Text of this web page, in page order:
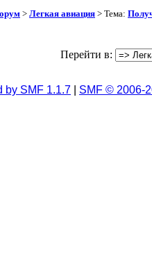
> Легкая авиация > Тема:
Перейти в:
by SMF 1.1.7 SMF © 2006-